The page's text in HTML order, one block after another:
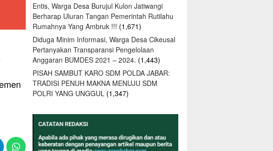
Entis, Warga Desa Burujul Kulon Jatiwangi
Berharap Uluran Tangan Pemerintah Rutilahu
Rumahnya Yang Ambruk !!! (1,671)
Diduga Minim Informasi, Warga Desa Cikeusal
Pertanyakan Transparansi Pengelolaan
Anggaran BUMDES 2021 – 2024. (1,443)
PISAH SAMBUT KARO SDM POLDA JABAR:
TRADISI PENUH MAKNA MENUJU SDM
POLRI YANG UNGGUL (1,347)